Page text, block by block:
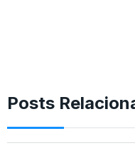
Posts